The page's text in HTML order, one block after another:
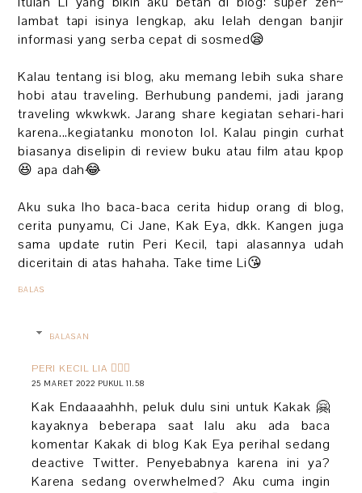
lambat tapi isinya lengkap, aku lelah dengan banjir
informasi yang serba cepat di sosmed😪
Kalau tentang isi blog, aku memang lebih suka share
hobi atau traveling. Berhubung pandemi, jadi jarang
traveling wkwkwk. Jarang share kegiatan sehari-hari
karena...kegiatanku monoton lol. Kalau pingin curhat
biasanya diselipin di review buku atau film atau kpop
😆 apa dah😂
Aku suka lho baca-baca cerita hidup orang di blog,
cerita punyamu, Ci Jane, Kak Eya, dkk. Kangen juga
sama update rutin Peri Kecil, tapi alasannya udah
diceritain di atas hahaha. Take time Li😘
BALAS
BALASAN
PERI KECIL LIA 🧚🏻‍♀️
25 MARET 2022 PUKUL 11.58
Kak Endaaaahhh, peluk dulu sini untuk Kakak 🤗
kayaknya beberapa saat lalu aku ada baca
komentar Kakak di blog Kak Eya perihal sedang
deactive Twitter. Penyebabnya karena ini ya?
Karena sedang overwhelmed? Aku cuma ingin